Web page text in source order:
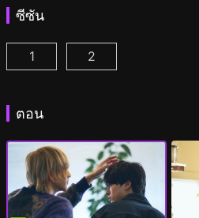
ซีซัน
เวลา 25.00 น. ณ อาคาซากะ ต
1 เวลา 25.00 น. ณ อ
2
ตอน